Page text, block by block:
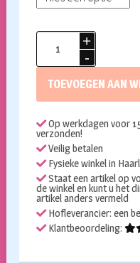
Orange
met
short
aantal
TOEVOEGEN AAN
Op werkdagen voor
verzonden!
Veilig betalen
Fysieke winkel in
Staat een artikel op
de winkel en kunt u het
artikel anders vermeld
Hofleverancier: een
Klantbeoordeling: